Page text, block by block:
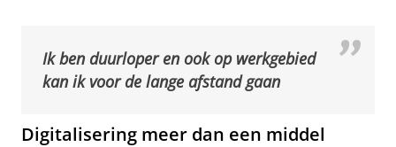
Ik ben duurloper en ook op werkgebied
kan ik voor de lange afstand gaan
Digitalisering meer dan een middel